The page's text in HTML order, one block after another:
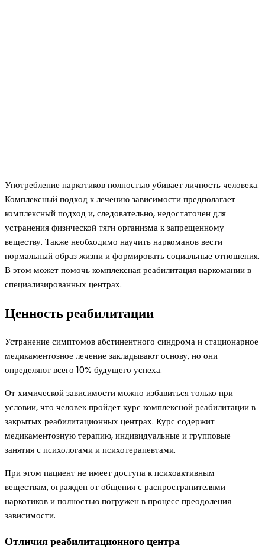
Употребление наркотиков полностью убивает личность человека.
Комплексный подход к лечению зависимости предполагает
комплексный подход и, следовательно, недостаточен для
устранения физической тяги организма к запрещенному
веществу. Также необходимо научить наркоманов вести
нормальный образ жизни и формировать социальные отношения.
В этом может помочь комплексная реабилитация наркомании в
специализированных центрах.
Ценность реабилитации
Устранение симптомов абстинентного синдрома и стационарное
медикаментозное лечение закладывают основу, но они
определяют всего 10% будущего успеха.
От химической зависимости можно избавиться только при
условии, что человек пройдет курс комплексной реабилитации в
закрытых реабилитационных центрах. Курс содержит
медикаментозную терапию, индивидуальные и групповые
занятия с психологами и психотерапевтами.
При этом пациент не имеет доступа к психоактивным
веществам, огражден от общения с распространителями
наркотиков и полностью погружен в процесс преодоления
зависимости.
Отличия реабилитационного центра